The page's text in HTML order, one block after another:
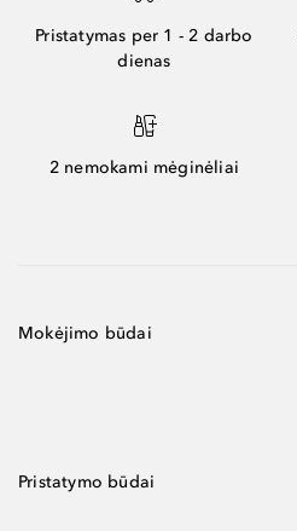
Pristatymas per 1 - 2 darbo
dienas
2 nemokami mėginėliai
Mokėjimo būdai
Pristatymo būdai